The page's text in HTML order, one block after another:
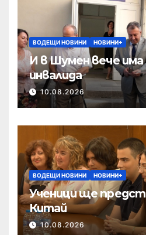
ВОДЕЩИ НОВИНИ НОВИНИ+
И в Шумен вече има
инвалида
10.08.2026
ВОДЕЩИ НОВИНИ НОВИНИ+
Ученици ще
Китай
10.08.2026